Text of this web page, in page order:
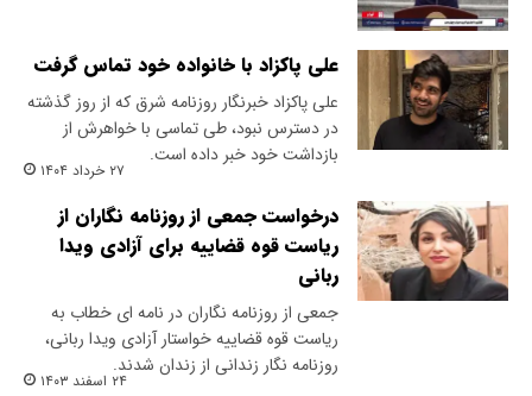
علی پاکزاد با خانواده خود تماس گرفت
علی پاکزاد خبرنگار روزنامه شرق که از روز گذشته
در دسترس نبود، طی تماسی با خواهرش از
بازداشت خود خبر داده است.
۲۷ خرداد ۱۴۰۴
درخواست جمعی از روزنامه نگاران از
ریاست قوه قضاییه برای آزادی ویدا
ربانی
جمعی از روزنامه نگاران در نامه ای خطاب به
ریاست قوه قضاییه خواستار آزادی ویدا ربانی،
روزنامه نگار زندانی از زندان شدند.
۲۴ اسفند ۱۴۰۳